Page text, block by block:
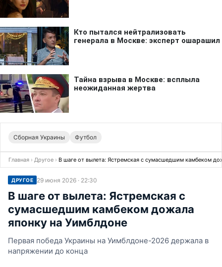
Сборная Украины Футбол
Главная › Другое › В шаге от вылета: Ястремская с сумасшедшим камбеком
ДРУГОЕ 29 июня 2026 · 22:30
В шаге от вылета: Ястремская с
сумасшедшим камбеком дожала
японку на Уимблдоне
Первая победа Украины на Уимблдоне-2026 держала в
напряжении до конца